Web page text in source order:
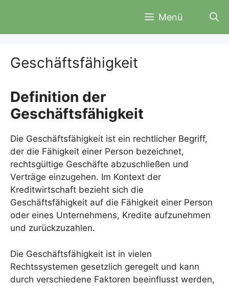
Menü
Geschäftsfähigkeit
Definition der
Geschäftsfähigkeit
Die Geschäftsfähigkeit ist ein rechtlicher Begriff,
der die Fähigkeit einer Person bezeichnet,
rechtsgültige Geschäfte abzuschließen und
Verträge einzugehen. Im Kontext der
Kreditwirtschaft bezieht sich die
Geschäftsfähigkeit auf die Fähigkeit einer Person
oder eines Unternehmens, Kredite aufzunehmen
und zurückzuzahlen.
Die Geschäftsfähigkeit ist in vielen
Rechtssystemen gesetzlich geregelt und kann
durch verschiedene Faktoren beeinflusst werden,